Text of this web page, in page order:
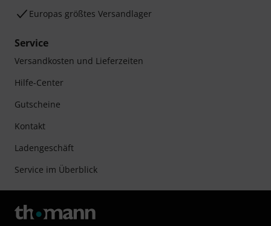
Europas größtes Versandlager
Service
Versandkosten und Lieferzeiten
Hilfe-Center
Gutscheine
Kontakt
Ladengeschäft
Service im Überblick